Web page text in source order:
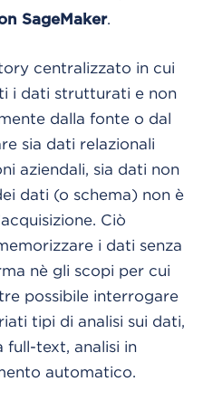
SageMaker.
centralizzato in cui
i dati strutturati e non
dalla fonte o dal
sia dati relazionali
aziendali, sia dati non
dati (o schema) non è
Ciò
i dati senza
nè gli scopi per cui
possibile interrogare
tipi di analisi sui dati,
full-text, analisi in
automatico.